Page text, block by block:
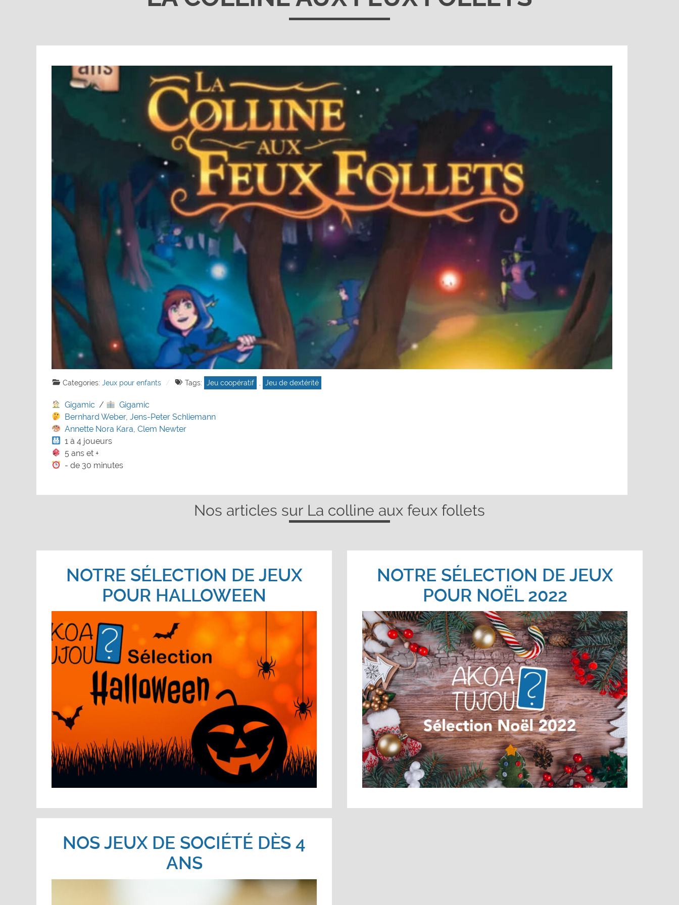
Categories: Jeux pour enfants Tags: Jeu coopératif Jeu de dextérité
Gigamic /
Gigamic
Bernhard Weber,Jens-Peter Schliemann
Annette Nora Kara ,Clem Newter
1 à 4 joueurs
5 ans et +
- de 30 minutes
Nos articles sur La colline aux feux follets
NOTRE SÉLECTION DE JEUX
POUR HALLOWEEN
NOTRE SÉLECTION DE JEUX
POUR NOËL 2022
NOS JEUX DE SOCIÉTÉ DÈS 4
ANS